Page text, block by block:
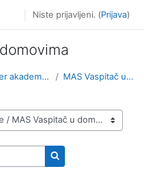
Niste prijavljeni. (Prijava)
Master akademske studije MAS Vaspitač u domovima
Pretraži kurseve